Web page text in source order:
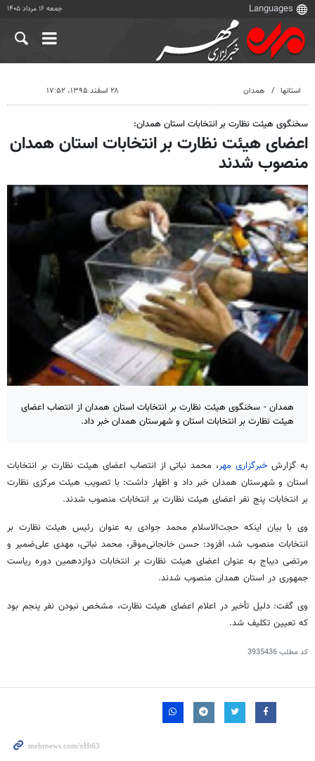
جمعه ۱۶ مرداد ۱۴۰۵
استانها همدان ۲۸ اسفند ۱۳۹۵، ۱۷:۵۲
سخنگوی هیئت نظارت بر انتخابات استان همدان:
اعضای هیئت نظارت بر انتخابات استان همدان
منصوب شدند
همدان - سخنگوی هیئت نظارت بر انتخابات استان همدان از انتصاب اعضای
هیئت نظارت بر انتخابات استان و شهرستان همدان خبر داد.
به گزارش خبرگزاری مهر، محمد نباتی از انتصاب اعضای هیئت نظارت بر انتخابات
استان و شهرستان همدان خبر داد و اظهار داشت: با تصویب هیئت مرکزی نظارت
بر انتخابات پنج نفر اعضای هیئت نظارت بر انتخابات منصوب شدند.
وی با بیان اینکه حجت‌الاسلام‌ محمد جوادی به عنوان رئیس هیئت نظارت بر
انتخابات منصوب شد، افزود: حسن خانجانی‌موقر، محمد نباتی، مهدی علی‌ضمیر و
مرتضی دیباج به عنوان اعضای هیئت نظارت بر انتخابات دوازدهمین دوره ریاست
جمهوری در استان همدان منصوب شدند.
وی گفت: دلیل تأخیر در اعلام اعضای هیئت نظارت، مشخص نبودن نفر پنجم بود
که تعیین تکلیف شد.
کد مطلب3935436